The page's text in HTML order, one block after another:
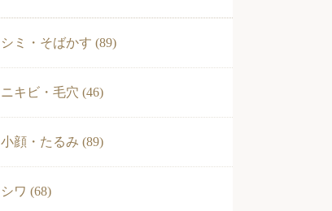
シミ・そばかす (89)
ニキビ・毛穴 (46)
小顔・たるみ (89)
シワ (68)